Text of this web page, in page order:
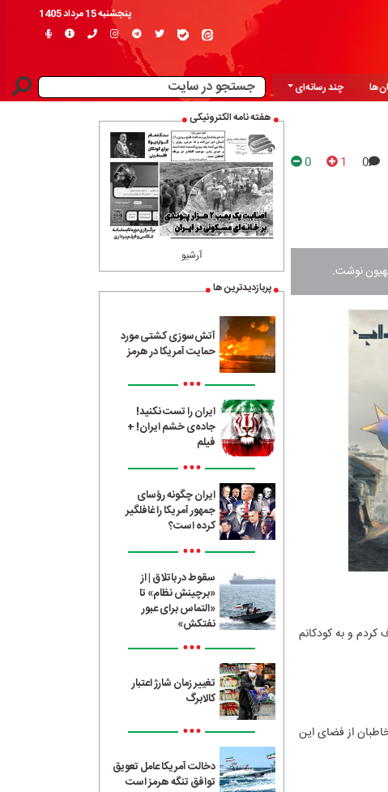
پنجشنبه 15 مرداد 1405
چند رسانه‌ای
0
1
0
نوشت.
و به کودکانم
از فضای این
هفته نامه الکترونیکی
آرشیو
پربازدیدترین ها
آتش‌سوزی کشتی مورد
حمایت آمریکا در هرمز
•••
ایران را تست نکنید!
جاده‌ی خشم ایران! +
فیلم
•••
ایران چگونه رؤسای
جمهور آمریکا را غافلگیر
کرده است؟
•••
سقوط در باتلاق | از
«برچینش نظام» تا
«التماس برای عبور
نفتکش»
•••
تغییر زمان شارژ اعتبار
کالابرگ
•••
دخالت آمریکا عامل تعویق
توافق تنگه هرمز است